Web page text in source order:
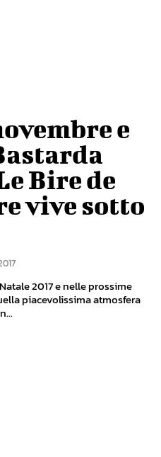
e
Bire de
vive sotto
2017 e nelle prossime
piacevolissima atmosfera